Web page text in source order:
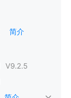
简介
V9.2.5